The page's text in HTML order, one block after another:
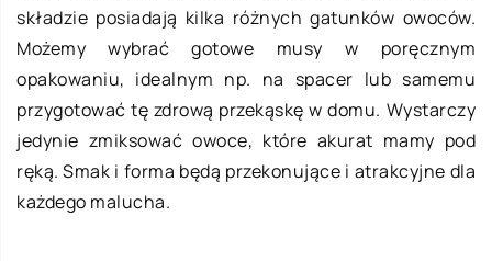
składzie posiadają kilka różnych gatunków owoców.
Możemy wybrać gotowe musy w poręcznym
opakowaniu, idealnym np. na spacer lub samemu
przygotować tę zdrową przekąskę w domu. Wystarczy
jedynie zmiksować owoce, które akurat mamy pod
ręką. Smak i forma będą przekonujące i atrakcyjne dla
każdego malucha.